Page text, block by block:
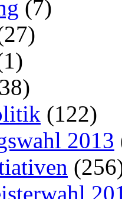
(7)
(122)
2013